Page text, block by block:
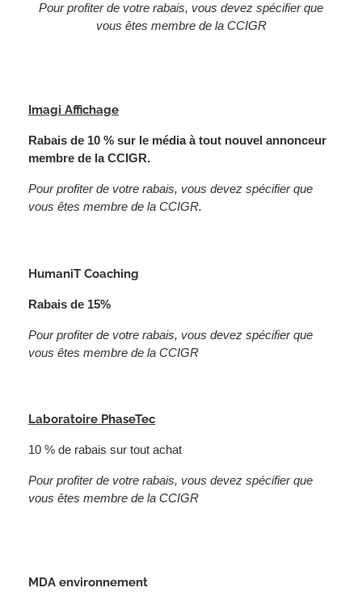
Pour profiter de votre rabais, vous devez spécifier que
vous êtes membre de la CCIGR
Imagi Affichage
Rabais de 10 % sur le média à tout nouvel annonceur
membre de la CCIGR.
Pour profiter de votre rabais, vous devez spécifier que
vous êtes membre de la CCIGR.
HumaniT Coaching
Rabais de 15%
Pour profiter de votre rabais, vous devez spécifier que
vous êtes membre de la CCIGR
Laboratoire PhaseTec
10 % de rabais sur tout achat
Pour profiter de votre rabais, vous devez spécifier que
vous êtes membre de la CCIGR
MDA environnement